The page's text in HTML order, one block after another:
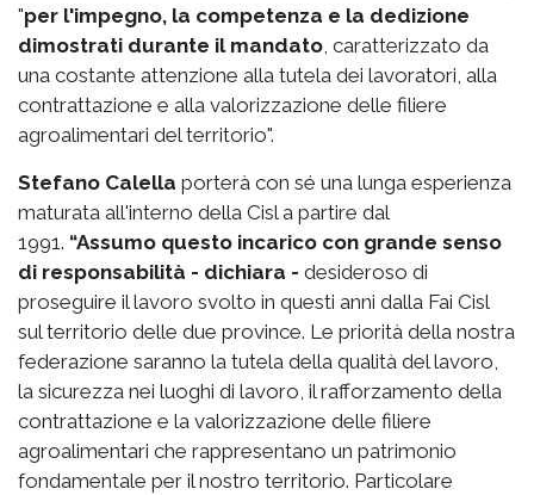
"per l'impegno, la competenza e la dedizione
dimostrati durante il mandato, caratterizzato da
una costante attenzione alla tutela dei lavoratori, alla
contrattazione e alla valorizzazione delle filiere
agroalimentari del territorio".
Stefano Calella porterà con sé una lunga esperienza
maturata all'interno della Cisl a partire dal
1991. “Assumo questo incarico con grande senso
di responsabilità - dichiara - desideroso di
proseguire il lavoro svolto in questi anni dalla Fai Cisl
sul territorio delle due province. Le priorità della nostra
federazione saranno la tutela della qualità del lavoro,
la sicurezza nei luoghi di lavoro, il rafforzamento della
contrattazione e la valorizzazione delle filiere
agroalimentari che rappresentano un patrimonio
fondamentale per il nostro territorio. Particolare